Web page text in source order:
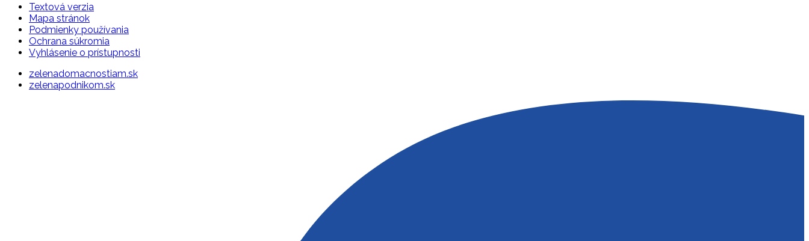
Textová verzia
Mapa stránok
Podmienky používania
Ochrana súkromia
Vyhlásenie o prístupnosti
zelenadomacnostiam.sk
zelenapodnikom.sk